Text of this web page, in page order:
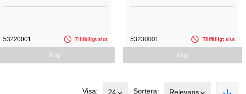
53220001 Tillfälligt slut
Köp
53230001 Tillfälligt slut
Köp
Visa: 24 Sortera: Relevans